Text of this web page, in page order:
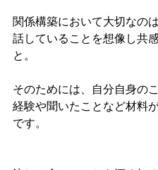
関係構築において大切なの
話していることを想像し共
と。
そのためには、自分自身の
経験や聞いたことなど材料
です。